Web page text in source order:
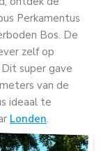
Perkamentus
Bos. De
zelf op
super gave
van de
ideaal te
Londen.